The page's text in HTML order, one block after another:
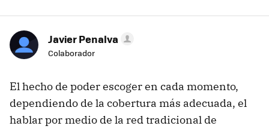
Javier Penalva
Colaborador
El hecho de poder escoger en cada momento,
dependiendo de la cobertura más adecuada, el
hablar por medio de la red tradicional de